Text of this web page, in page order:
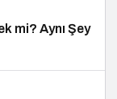
mi? Aynı Şey